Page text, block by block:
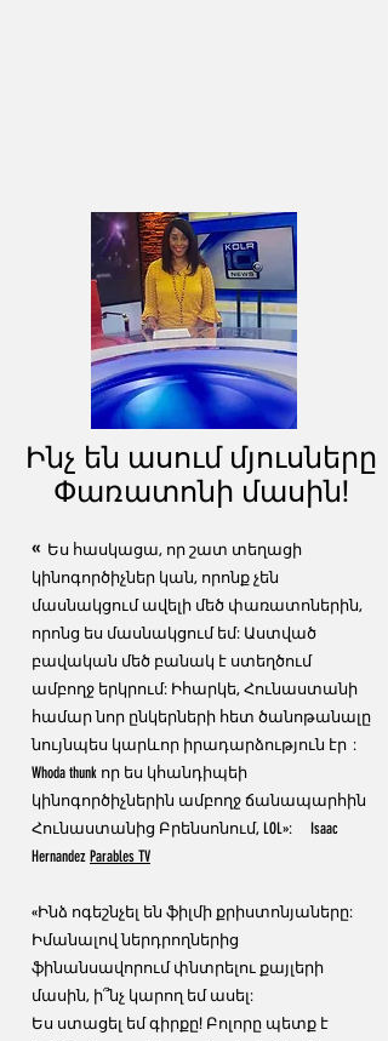
Ինչ են ասում մյուսները
Փառատոնի մասին!
« Ես հասկացա, որ շատ տեղացի
կինոգործիչներ կան, որոնք չեն
մասնակցում ավելի մեծ փառատոներին,
որոնց ես մասնակցում եմ: Աստված
բավական մեծ բանակ է ստեղծում
ամբողջ երկրում: Իհարկե, Հունաստանի
համար նոր ընկերների հետ ծանոթանալը
նույնպես կարևոր իրադարձություն էր :
Whoda thunk որ ես կհանդիպեի
կինոգործիչներին ամբողջ ճանապարհին
Հունաստանից Բրենսոնում, LOL»:
Isaac
Hernandez Parables TV
«Ինձ ոգեշնչել են ֆիլմի քրիստոնյաները:
Իմանալով ներդրողներից
ֆինանսավորում փնտրելու քայլերի
մասին, ի՞նչ կարող եմ ասել:
Ես ստացել եմ գիրքը! Բոլորը պետք է